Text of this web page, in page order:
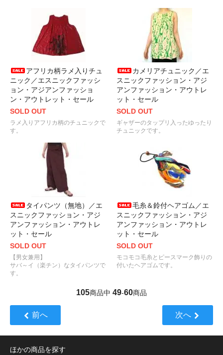
アフリカ柄ラメ入りチュ
ニック／エスニックファッシ
ョン・アジアンファッショ
ン・アウトレット・セール
SOLD OUT
ラメ入りアフリカ柄のチュニックで
す。
カメリアチュニック／エ
スニックファッション・アジ
アンファッション・アウトレ
ット・セール
SOLD OUT
ギャザーのタップリ入ったゆったり
チュニックです。
タイパンツ（無地）／エ
スニックファッション・アジ
アンファッション・アウトレ
ット・セール
SOLD OUT
【男女兼用】
サバ～イ（楽チン）なタイパンツで
す。
毛糸＆鈴付ヘアゴム／エ
スニックファッション・アジ
アンファッション・アウトレ
ット・セール
SOLD OUT
モコモコ毛糸とピースマーク飾りの
付いたヘアゴムです。
105商品中 49-60商品
前へ 次へ
ほかの商品を探す